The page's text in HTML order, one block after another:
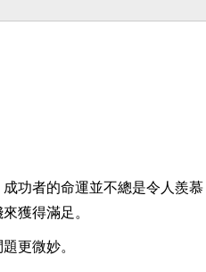
功者的命運並不總是令人羨
獲得滿足。
更微妙。